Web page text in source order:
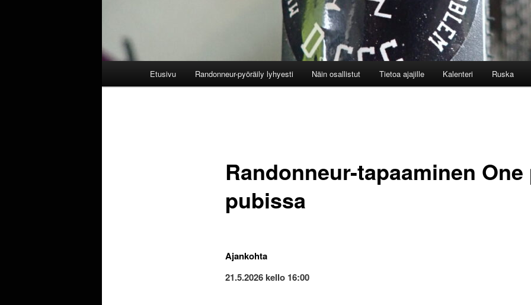
Etusivu Randonneur-pyöräily lyhyesti Näin osallistut Tietoa ajajille Kalenteri Ruska
Randonneur-tapaaminen
pubissa
Ajankohta
21.5.2026 kello 16:00